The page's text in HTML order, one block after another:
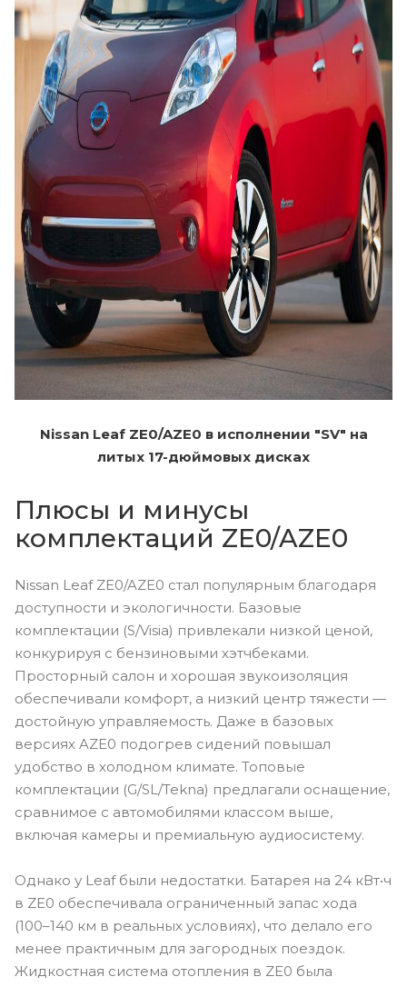
Nissan Leaf ZE0/AZE0 в исполнении "SV" на
литых 17-дюймовых дисках
Плюсы и минусы
комплектаций ZE0/AZE0
Nissan Leaf ZE0/AZE0 стал популярным благодаря
доступности и экологичности. Базовые
комплектации (S/Visia) привлекали низкой ценой,
конкурируя с бензиновыми хэтчбеками.
Просторный салон и хорошая звукоизоляция
обеспечивали комфорт, а низкий центр тяжести —
достойную управляемость. Даже в базовых
версиях AZE0 подогрев сидений повышал
удобство в холодном климате. Топовые
комплектации (G/SL/Tekna) предлагали оснащение,
сравнимое с автомобилями классом выше,
включая камеры и премиальную аудиосистему.
Однако у Leaf были недостатки. Батарея на 24 кВт•ч
в ZE0 обеспечивала ограниченный запас хода
(100–140 км в реальных условиях), что делало его
менее практичным для загородных поездок.
Жидкостная система отопления в ZE0 была